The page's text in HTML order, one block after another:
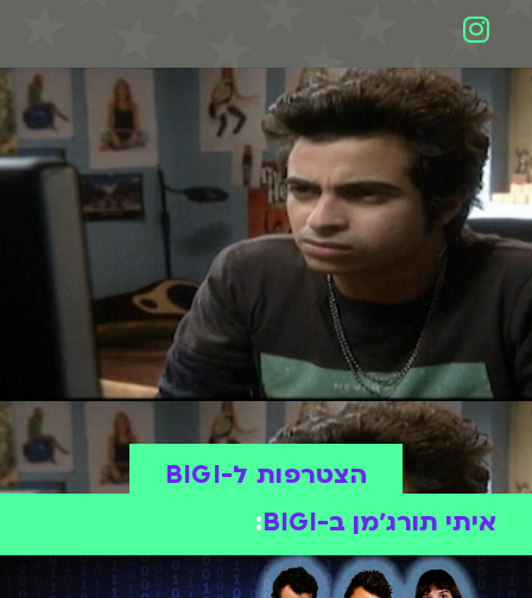
הצטרפות ל-BIGI
איתי תורג׳מן ב-BIGI
: